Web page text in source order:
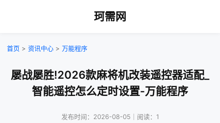
珂需网
首页 > 资讯中心 > 万能程序
屡战屡胜!2026款麻将机改装遥控器适配_
智能遥控怎么定时设置-万能程序
发布时间：2026-08-05｜阅读：1